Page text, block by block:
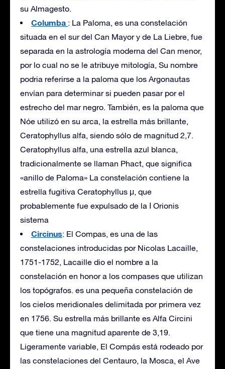
su Almagesto.
Columba : La Paloma, es una constelación
situada en el sur del Can Mayor y de La Liebre, fue
separada en la astrología moderna del Can menor,
por lo cual no se le atribuye mitología, Su nombre
podria referirse a la paloma que los Argonautas
envían para determinar si pueden pasar por el
estrecho del mar negro. También, es la paloma que
Nóe utilizó en su arca, la estrella más brillante,
Ceratophyllus alfa, siendo sólo de magnitud 2,7.
Ceratophyllus alfa, una estrella azul blanca,
tradicionalmente se llaman Phact, que significa
«anillo de Paloma» La constelación contiene la
estrella fugitiva Ceratophyllus μ, que
probablemente fue expulsado de la Ι Orionis
sistema
Circinus: El Compas, es una de las
constelaciones introducidas por Nicolas Lacaille,
1751-1752, Lacaille dio el nombre a la
constelación en honor a los compases que utilizan
los topógrafos. es una pequeña constelación de
los cielos meridionales delimitada por primera vez
en 1756. Su estrella más brillante es Alfa Circini
que tiene una magnitud aparente de 3,19.
Ligeramente variable, El Compás está rodeado por
las constelaciones del Centauro, la Mosca, el Ave